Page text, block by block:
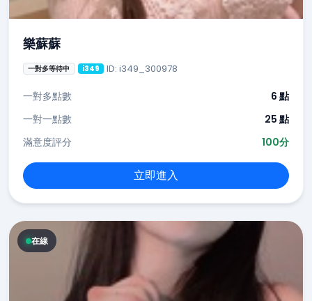
樂蘇蘇
一對多等待中 i349 ID: i349_300978
一對多點數
6 點
一對一點數
25 點
滿意度評分
100分
立即進入
在線